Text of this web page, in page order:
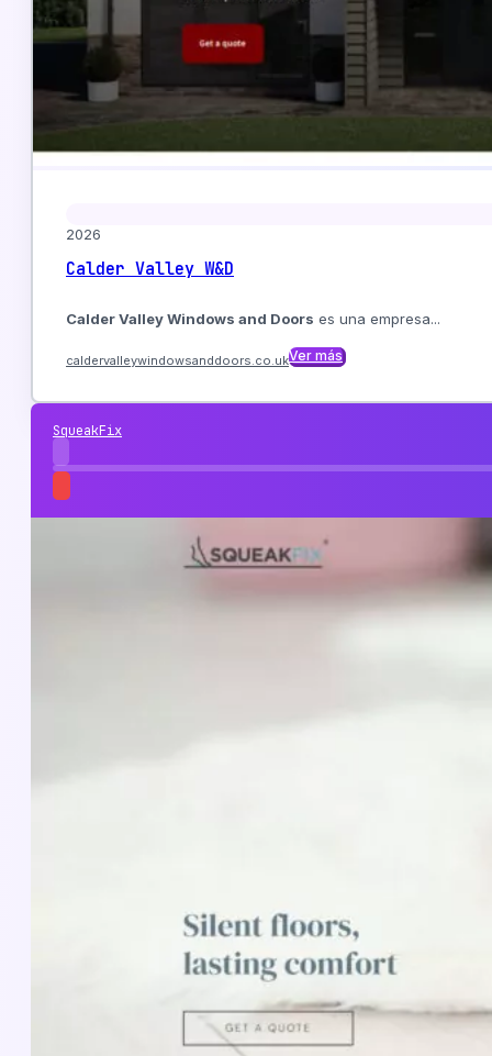
2026
Calder Valley W&D
Calder Valley Windows and Doors es una empresa...
caldervalleywindowsanddoors.co.ukVer más
SqueakFix